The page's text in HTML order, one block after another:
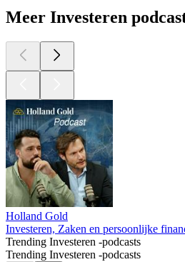
Meer Investeren
Holland Gold
Investeren, Zaken en persoonlijke
Trending Investeren -podcasts
Trending Investeren -podcasts